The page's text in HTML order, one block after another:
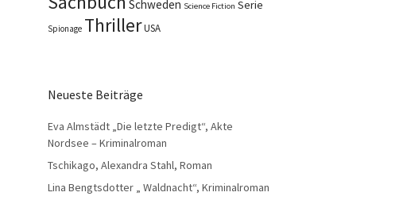
Schweden Science Fiction Serie
Spionage ThrillerUSA
Neueste Beiträge
Eva Almstädt „Die letzte Predigt“, Akte
Nordsee – Kriminalroman
Tschikago, Alexandra Stahl, Roman
Lina Bengtsdotter „ Waldnacht“, Kriminalroman